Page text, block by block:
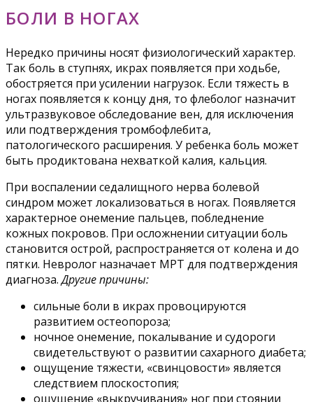
БОЛИ В НОГАХ
Нередко причины носят физиологический характер.
Так боль в ступнях, икрах появляется при ходьбе,
обостряется при усилении нагрузок. Если тяжесть в
ногах появляется к концу дня, то флеболог назначит
ультразвуковое обследование вен, для исключения
или подтверждения тромбофлебита,
патологического расширения. У ребенка боль может
быть продиктована нехваткой калия, кальция.
При воспалении седалищного нерва болевой
синдром может локализоваться в ногах. Появляется
характерное онемение пальцев, побледнение
кожных покровов. При осложнении ситуации боль
становится острой, распространяется от колена и до
пятки. Невролог назначает МРТ для подтверждения
диагноза.Другие причины:
сильные боли в икрах провоцируются
развитием остеопороза;
ночное онемение, покалывание и судороги
свидетельствуют о развитии сахарного диабета;
ощущение тяжести, «свинцовости» является
следствием плоскостопия;
ощущение «выкручивания» ног при стоянии